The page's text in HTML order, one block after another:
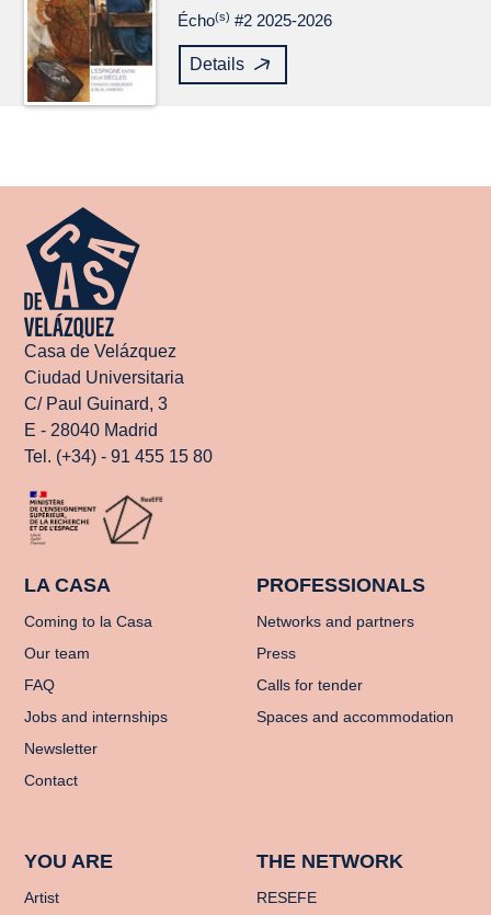
Écho(s) #2 2025-2026
Details
Casa de Velázquez
Ciudad Universitaria
C/ Paul Guinard, 3
E - 28040 Madrid
Tel. (+34) - 91 455 15 80
LA CASA
Coming to la Casa
Our team
FAQ
Jobs and internships
Newsletter
Contact
PROFESSIONALS
Networks and partners
Press
Calls for tender
Spaces and accommodation
YOU ARE
Artist
THE NETWORK
RESEFE